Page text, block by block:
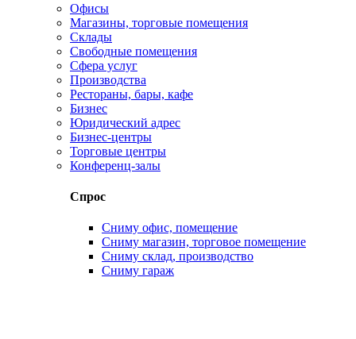
Офисы
Магазины, торговые помещения
Склады
Свободные помещения
Сфера услуг
Производства
Рестораны, бары, кафе
Бизнес
Юридический адрес
Бизнес-центры
Торговые центры
Конференц-залы
Спрос
Сниму офис, помещение
Сниму магазин, торговое помещение
Сниму склад, производство
Сниму гараж